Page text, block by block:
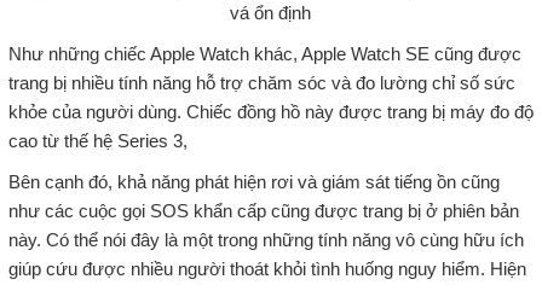
vá ổn định
Như những chiếc Apple Watch khác, Apple Watch SE cũng được
trang bị nhiều tính năng hỗ trợ chăm sóc và đo lường chỉ số sức
khỏe của người dùng. Chiếc đồng hồ này được trang bị máy đo độ
cao từ thế hệ Series 3,
Bên cạnh đó, khả năng phát hiện rơi và giám sát tiếng ồn cũng
như các cuộc gọi SOS khẩn cấp cũng được trang bị ở phiên bản
này. Có thể nói đây là một trong những tính năng vô cùng hữu ích
giúp cứu được nhiều người thoát khỏi tình huống nguy hiểm. Hiện